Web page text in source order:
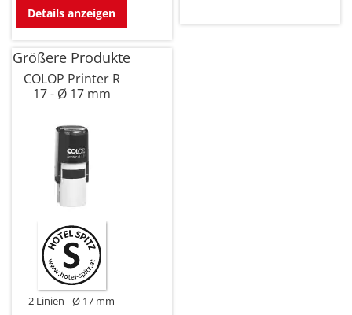
Details anzeigen
Größere Produkte
COLOP Printer R
17 - Ø 17 mm
2 Linien Ø 17 mm